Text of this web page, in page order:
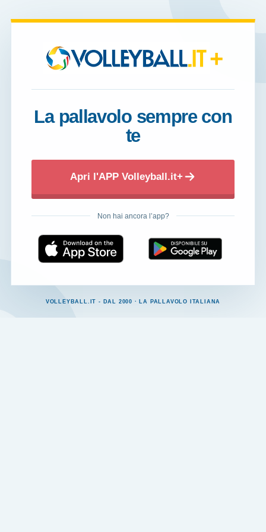
+
La pallavolo sempre con
te
Apri l'APP Volleyball.it+
Non hai ancora l’app?
VOLLEYBALL.IT - DAL 2000 · LA PALLAVOLO ITALIANA